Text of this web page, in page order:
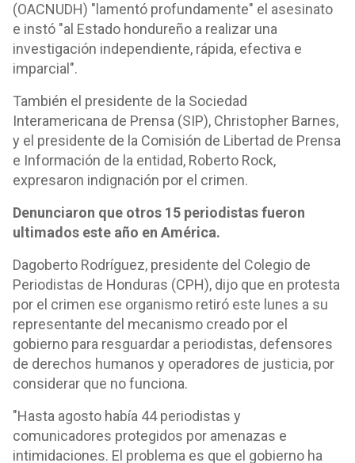
(OACNUDH) "lamentó profundamente" el asesinato
e instó "al Estado hondureño a realizar una
investigación independiente, rápida, efectiva e
imparcial".
También el presidente de la Sociedad
Interamericana de Prensa (SIP), Christopher Barnes,
y el presidente de la Comisión de Libertad de Prensa
e Información de la entidad, Roberto Rock,
expresaron indignación por el crimen.
Denunciaron que otros 15 periodistas fueron
ultimados este año en América.
Dagoberto Rodríguez, presidente del Colegio de
Periodistas de Honduras (CPH), dijo que en protesta
por el crimen ese organismo retiró este lunes a su
representante del mecanismo creado por el
gobierno para resguardar a periodistas, defensores
de derechos humanos y operadores de justicia, por
considerar que no funciona.
"Hasta agosto había 44 periodistas y
comunicadores protegidos por amenazas e
intimidaciones. El problema es que el gobierno ha